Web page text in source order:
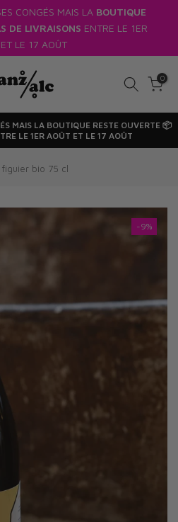
CONGÉS MAIS LA BOUTIQUE
DE LIVRAISONS ENTRE LE 1ER
LE 17 AOÛT
0
MAIS LA BOUTIQUE RESTE OUVERTE 📦
LE 1ER AOÛT ET LE 17 AOÛT
figuier bio 75 cl
-9%